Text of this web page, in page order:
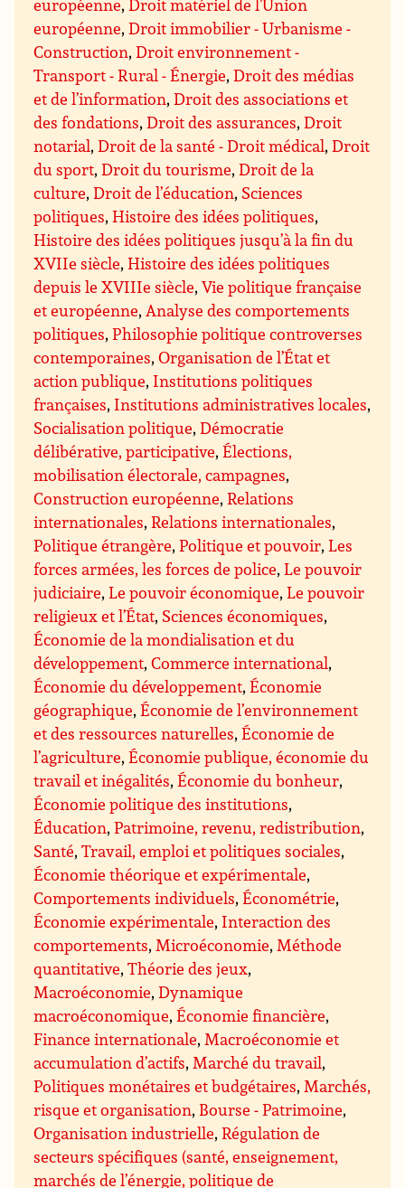
européenne,Droit immobilier - Urbanisme -
Construction,Droit environnement -
Transport - Rural - Énergie,Droit des médias
et de l’information,Droit des associations et
des fondations,Droit des assurances,Droit
notarial,Droit de la santé - Droit médical,Droit
du sport,Droit du tourisme,Droit de la
culture,Droit de l’éducation, Sciences
politiques,Histoire des idées politiques,
Histoire des idées politiques jusqu’à la fin du
XVIIe siècle,Histoire des idées politiques
depuis le XVIIIe siècle,Vie politique française
et européenne, Analyse des comportements
politiques,Philosophie politique controverses
contemporaines,Organisation de l’État et
action publique, Institutions politiques
françaises, Institutions administratives locales,
Socialisation politique,Démocratie
délibérative, participative,Élections,
mobilisation électorale, campagnes,
Construction européenne,Relations
internationales,Relations internationales,
Politique étrangère,Politique et pouvoir,Les
forces armées, les forces de police,Le pouvoir
judiciaire,Le pouvoir économique,Le pouvoir
religieux et l’État, Sciences économiques,
Économie de la mondialisation et du
développement,Commerce international,
Économie du développement,Économie
géographique,Économie de l’environnement
et des ressources naturelles,Économie de
l’agriculture,Économie publique, économie du
travail et inégalités,Économie du bonheur,
Économie politique des institutions,
Éducation,Patrimoine, revenu, redistribution,
Santé,Travail, emploi et politiques sociales,
Économie théorique et expérimentale,
Comportements individuels,Économétrie,
Économie expérimentale, Interaction des
comportements, Microéconomie, Méthode
quantitative,Théorie des jeux,
Macroéconomie,Dynamique
macroéconomique,Économie financière,
Finance internationale, Macroéconomie et
accumulation d’actifs, Marché du travail,
Politiques monétaires et budgétaires, Marchés,
risque et organisation, Bourse - Patrimoine,
Organisation industrielle,Régulation de
secteurs spécifiques (santé, enseignement,
marchés de l’énergie, politique de